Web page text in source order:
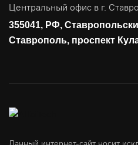
Управление доступом
Сетевая безопасность
Центральный офис в г.
355041, РФ,
Ставрополь, проспект